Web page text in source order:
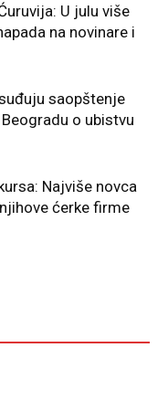
U julu više
na novinare i
saopštenje
o ubistvu
Najviše novca
ćerke firme